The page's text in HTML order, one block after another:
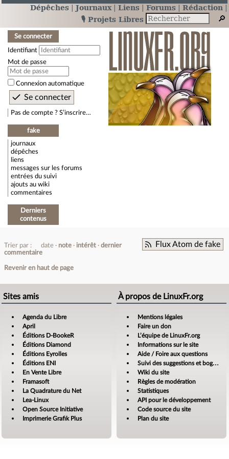
Dépêches Journaux Liens Forums
Rédaction
🎙️ Projets Libres
Se connecter
Identifiant
Mot de passe
Connexion automatique
Pas de compte ? S’inscrire…
fake
journaux
dépêches
liens
messages sur les forums
entrées du suivi
ajouts au wiki
commentaires
Derniers
contenus
Flux Atom de fake
Trier par : date note intérêt
dernier
commentaire
Revenir en haut de page
Sites amis
Agenda du Libre
April
Éditions D-BookeR
Éditions Diamond
Éditions Eyrolles
Éditions ENI
En Vente Libre
Framasoft
La Quadrature du Net
Lea-Linux
Open Source Initiative
Imprimerie Grafik Plus
À propos de LinuxFr.org
Mentions légales
Faire un don
L’équipe de LinuxFr.org
Informations sur le site
Aide / Foire aux questions
Suivi des suggestions et bogues
Wiki du site
Règles de modération
Statistiques
API pour le développement
Code source du site
Plan du site